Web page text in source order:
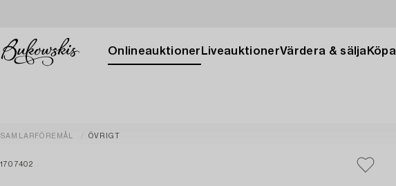
Onlineauktioner LiveauktionerVärdera & sälja Köpa
SAMLARFÖREMÅL ÖVRIGT
1707402